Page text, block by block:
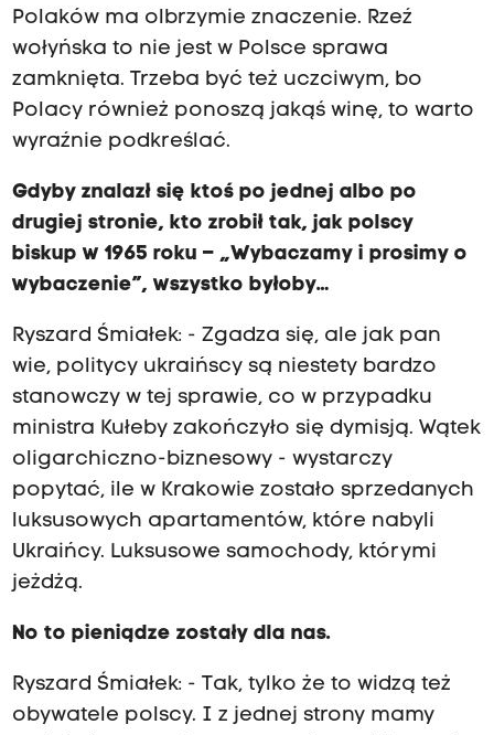
Polaków ma olbrzymie znaczenie. Rzeź
wołyńska to nie jest w Polsce sprawa
zamknięta. Trzeba być też uczciwym, bo
Polacy również ponoszą jakąś winę, to warto
wyraźnie podkreślać.
Gdyby znalazł się ktoś po jednej albo po
drugiej stronie, kto zrobił tak, jak polscy
biskup w 1965 roku – „Wybaczamy i prosimy o
wybaczenie”, wszystko byłoby…
Ryszard Śmiałek: - Zgadza się, ale jak pan
wie, politycy ukraińscy są niestety bardzo
stanowczy w tej sprawie, co w przypadku
ministra Kułeby zakończyło się dymisją. Wątek
oligarchiczno-biznesowy - wystarczy
popytać, ile w Krakowie zostało sprzedanych
luksusowych apartamentów, które nabyli
Ukraińcy. Luksusowe samochody, którymi
jeżdżą.
No to pieniądze zostały dla nas.
Ryszard Śmiałek: - Tak, tylko że to widzą też
obywatele polscy. I z jednej strony mamy